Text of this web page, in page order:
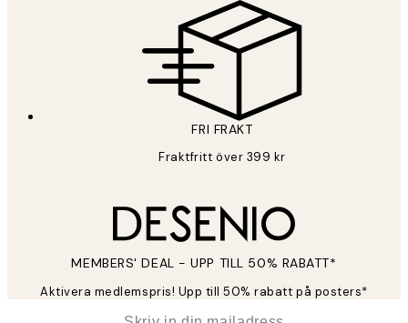
FRI FRAKT
Fraktfritt över 399 kr
MEMBERS' DEAL - UPP TILL 50% RABATT*
Aktivera medlemspris! Upp till 50% rabatt på posters*